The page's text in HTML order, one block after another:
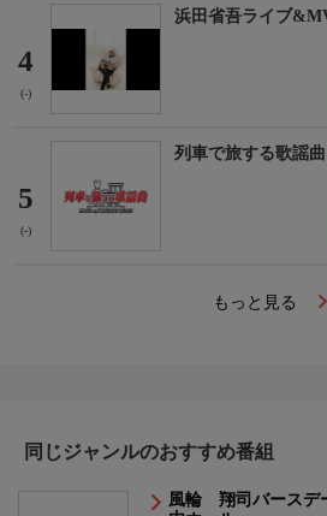
4
(-)
浜田省吾ライブ
5
(-)
列車で旅する歌謡曲
もっと見る
同じジャンルのおすすめ番組
風輪 翔司バースデ